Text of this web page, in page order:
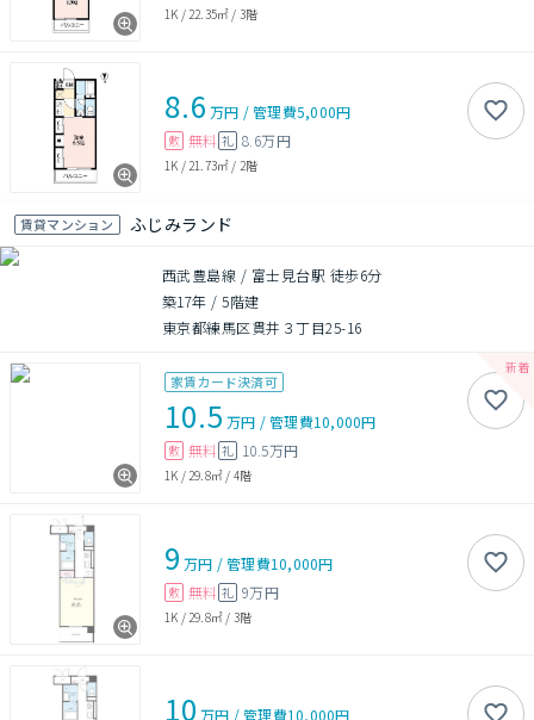
1K / 22.35㎡ / 3階
8.6 万円 /管理費5,000円
敷 無料 礼 8.6万円
1K / 21.73㎡ / 2階
賃貸マンション ふじみランド
西武豊島線 / 富士見台駅 徒歩6分
築17年 /5階建
東京都練馬区貫井３丁目25-16
家賃カード決済可
10.5 万円 /管理費10,000円
敷 無料 礼 10.5万円
1K /29.8㎡ / 4階
9 万円 /管理費10,000円
敷 無料 礼 9万円
1K / 29.8㎡ / 3階
10 万円 /管理費10,000円